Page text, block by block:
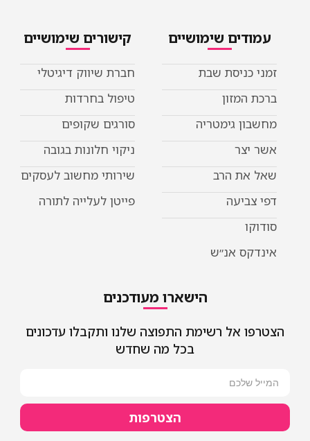
עמודים שימושיים
זמני כניסת שבת
ברכת המזון
מחשבון גימטריה
אשר יצר
שאל את הרב
דפי צביעה
סודוקו
אינדקס אנ״ש
קישורים שימושיים
חברת שיווק דיגיטלי
טיפול בחרדות
סורגים שקופים
ניקוי חלונות בגובה
שירותי מחשוב לעסקים
פייטן לעלייה לתורה
הישארו מעודכנים
הצטרפו אל רשימת התפוצה שלנו ותקבלו עדכונים
בכל מה שחדש
הצטרפות